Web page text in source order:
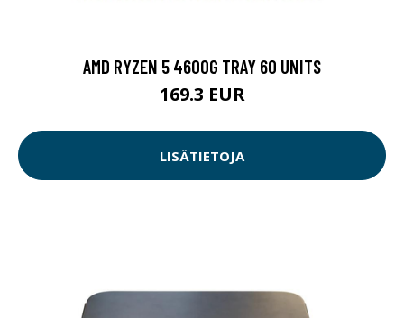
AMD RYZEN 5 4600G TRAY 60 UNITS
169.3 EUR
LISÄTIETOJA